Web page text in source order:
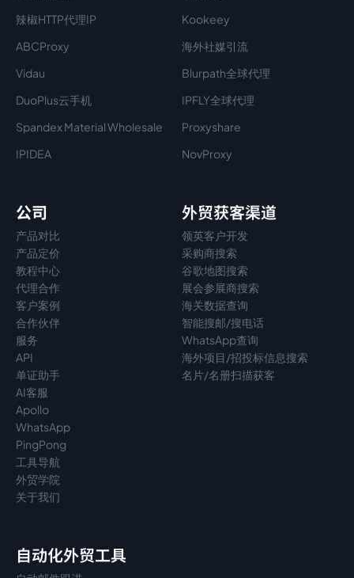
辣椒HTTP代理IP
Kookeey
ABCProxy
海外社媒引流
Vidau
Blurpath全球代理
DuoPlus云手机
IPFLY全球代理
Spandex Material Wholesale​
Proxyshare
IPIDEA
NovProxy
公司
产品对比
产品定价
教程中心
代理合作
客户案例
合作伙伴
服务
API
单证助手
AI客服
Apollo
WhatsApp
PingPong
工具导航
外贸学院
关于我们
外贸获客渠道
领英客户开发
采购商搜索
谷歌地图搜索
展会参展商搜索
海关数据查询
智能搜邮/搜电话
WhatsApp查询
海外项目/招投标信息搜索
名片/名册扫描获客
自动化外贸工具